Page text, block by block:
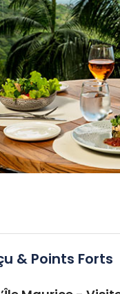
& Points Forts